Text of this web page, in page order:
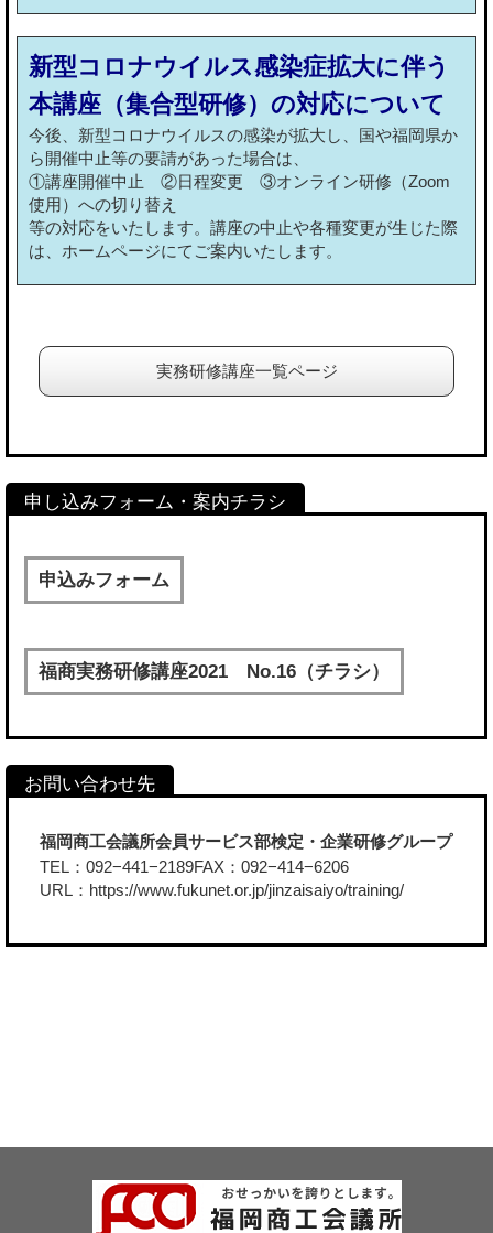
新型コロナウイルス感染症拡大に伴う
本講座（集合型研修）の対応について
今後、新型コロナウイルスの感染が拡大し、国や福岡県か
ら開催中止等の要請があった場合は、
①講座開催中止 ②日程変更 ③オンライン研修（Zoom
使用）への切り替え
等の対応をいたします。講座の中止や各種変更が生じた際
は、ホームページにてご案内いたします。
実務研修講座一覧ページ
申込みフォーム
福商実務研修講座2021 No.16（チラシ）
福岡商工会議所会員サービス部検定・企業研修グループ
TEL：092−441−2189FAX：092−414−6206
URL： https://www.fukunet.or.jp/jinzaisaiyo/training/